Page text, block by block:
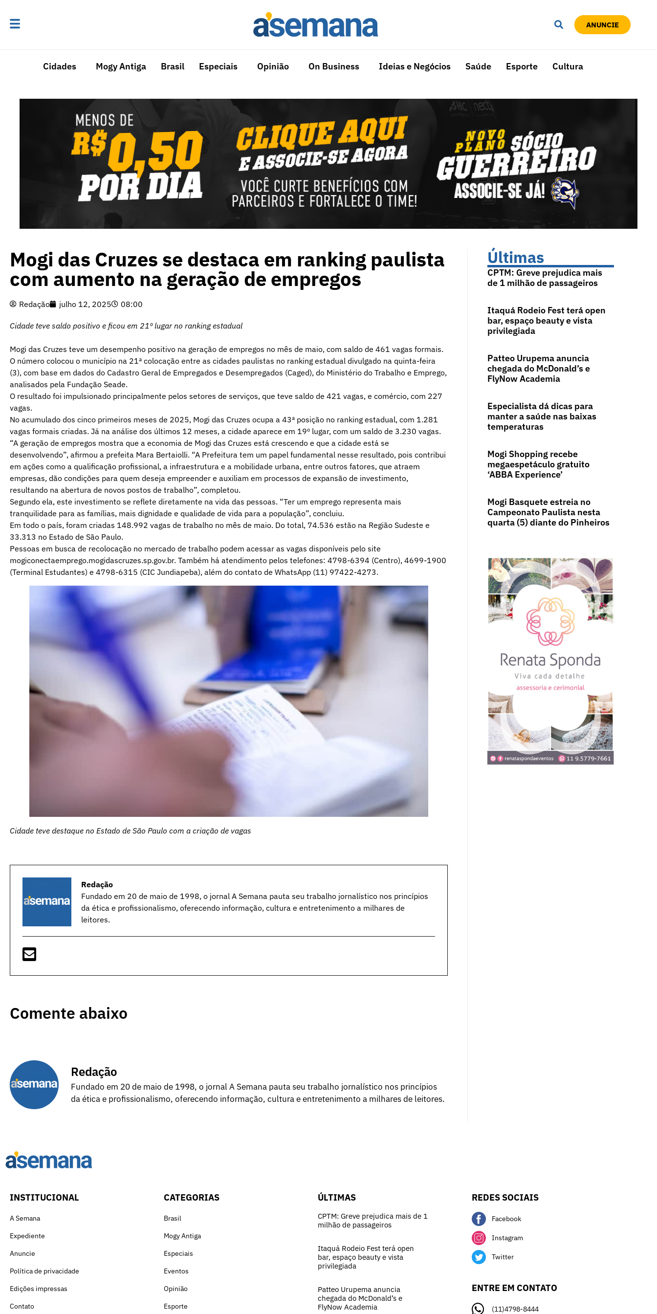
ANUNCIE
Cidades Mogy Antiga Brasil Especiais Opinião On Business Ideias e Negócios Saúde Esporte Cultura
Mogi das Cruzes se destaca em ranking paulista
com aumento na geração de empregos
Redação julho 12, 2025 08:00
Cidade teve saldo positivo e ficou em 21º lugar no ranking estadual
Mogi das Cruzes teve um desempenho positivo na geração de empregos no mês de maio, com saldo de 461 vagas formais.
O número colocou o município na 21ª colocação entre as cidades paulistas no ranking estadual divulgado na quinta-feira
(3), com base em dados do Cadastro Geral de Empregados e Desempregados (Caged), do Ministério do Trabalho e Emprego,
analisados pela Fundação Seade.
O resultado foi impulsionado principalmente pelos setores de serviços, que teve saldo de 421 vagas, e comércio, com 227
vagas.
No acumulado dos cinco primeiros meses de 2025, Mogi das Cruzes ocupa a 43ª posição no ranking estadual, com 1.281
vagas formais criadas. Já na análise dos últimos 12 meses, a cidade aparece em 19º lugar, com um saldo de 3.230 vagas.
“A geração de empregos mostra que a economia de Mogi das Cruzes está crescendo e que a cidade está se
desenvolvendo”, afirmou a prefeita Mara Bertaiolli. “A Prefeitura tem um papel fundamental nesse resultado, pois contribui
em ações como a qualificação profissional, a infraestrutura e a mobilidade urbana, entre outros fatores, que atraem
empresas, dão condições para quem deseja empreender e auxiliam em processos de expansão de investimento,
resultando na abertura de novos postos de trabalho”, completou.
Segundo ela, este investimento se reflete diretamente na vida das pessoas. “Ter um emprego representa mais
tranquilidade para as famílias, mais dignidade e qualidade de vida para a população”, concluiu.
Em todo o país, foram criadas 148.992 vagas de trabalho no mês de maio. Do total, 74.536 estão na Região Sudeste e
33.313 no Estado de São Paulo.
Pessoas em busca de recolocação no mercado de trabalho podem acessar as vagas disponíveis pelo site
mogiconectaemprego.mogidascruzes.sp.gov.br. Também há atendimento pelos telefones: 4798-6394 (Centro), 4699-1900
(Terminal Estudantes) e 4798-6315 (CIC Jundiapeba), além do contato de WhatsApp (11) 97422-4273.
Cidade teve destaque no Estado de São Paulo com a criação de vagas
Redação
Fundado em 20 de maio de 1998, o jornal A Semana pauta seu trabalho jornalístico nos princípios
da ética e profissionalismo, oferecendo informação, cultura e entretenimento a milhares de
leitores.
Comente abaixo
Redação
Fundado em 20 de maio de 1998, o jornal A Semana pauta seu trabalho jornalístico nos princípios
da ética e profissionalismo, oferecendo informação, cultura e entretenimento a milhares de leitores.
Últimas
CPTM: Greve prejudica mais
de 1 milhão de passageiros
Itaquá Rodeio Fest terá open
bar, espaço beauty e vista
privilegiada
Patteo Urupema anuncia
chegada do McDonald’s e
FlyNow Academia
Especialista dá dicas para
manter a saúde nas baixas
temperaturas
Mogi Shopping recebe
megaespetáculo gratuito
‘ABBA Experience’
Mogi Basquete estreia no
Campeonato Paulista nesta
quarta (5) diante do Pinheiros
INSTITUCIONAL
A Semana
Expediente
Anuncie
Política de privacidade
Edições impressas
Contato
CATEGORIAS
Brasil
Mogy Antiga
Especiais
Eventos
Opinião
Esporte
ÚLTIMAS
CPTM: Greve prejudica mais de 1
milhão de passageiros
Itaquá Rodeio Fest terá open
bar, espaço beauty e vista
privilegiada
Patteo Urupema anuncia
chegada do McDonald’s e
FlyNow Academia
REDES SOCIAIS
Facebook
Instagram
Twitter
ENTRE EM CONTATO
(11)4798-8444